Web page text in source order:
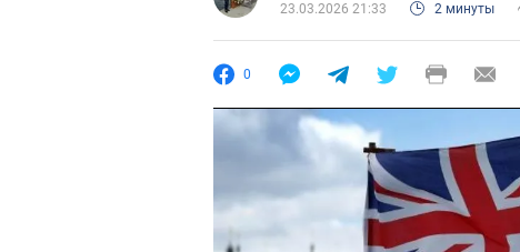
23.03.2026 21:33
2 минуты
0